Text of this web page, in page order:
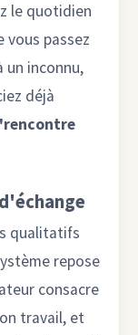
le quotidien
vous passez
un inconnu,
déjà
qualitatifs
repose
consacre
travail, et